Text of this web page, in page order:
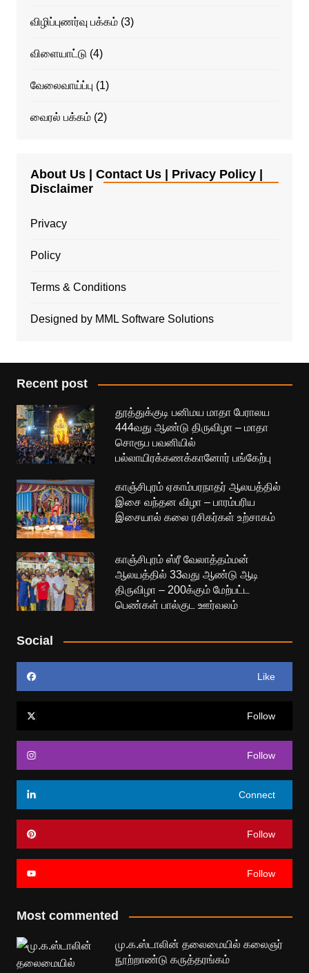
விழிப்புணர்வு பக்கம்(3)
விளையாட்டு (4)
வேலைவாய்ப்பு (1)
வைரல் பக்கம்(2)
About Us | Contact Us | Privacy Policy |
Disclaimer
Privacy
Policy
Terms & Conditions
Designed by MML Software Solutions
Recent post
தூத்துக்குடி பனிமய மாதா பேராலய
444வது ஆண்டு திருவிழா – மாதா
சொரூப பவனியில்
பல்லாயிரக்கணக்கானோர் பங்கேற்பு
காஞ்சிபுரம் ஏகாம்பரநாதர் ஆலயத்தில்
இசை வந்தன விழா – பாரம்பரிய
இசையால் கலை ரசிகர்கள் உற்சாகம்
காஞ்சிபுரம் ஸ்ரீ வேலாத்தம்மன்
ஆலயத்தில் 33வது ஆண்டு ஆடி
திருவிழா – 200க்கும் மேற்பட்ட
பெண்கள் பால்குட ஊர்வலம்
Social
Like
Follow
Follow
Connect
Follow
Follow
Most commented
மு.க.ஸ்டாலின் தலைமையில் கலைஞர்
நூற்றாண்டு கருத்தரங்கம்